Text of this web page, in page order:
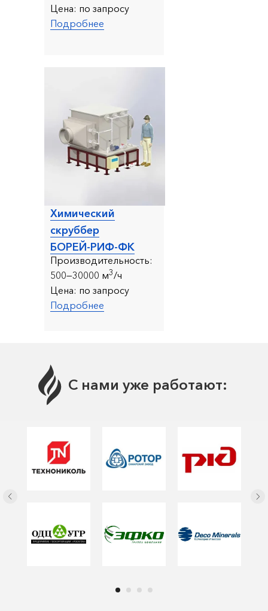
Химический
скруббер
БОРЕЙ-РИФ-ФК
Производительность:
500—30000 м3/ч
Цена: по запросу
Подробнее
Цена: по запросу
Подробнее
С нами уже работают: